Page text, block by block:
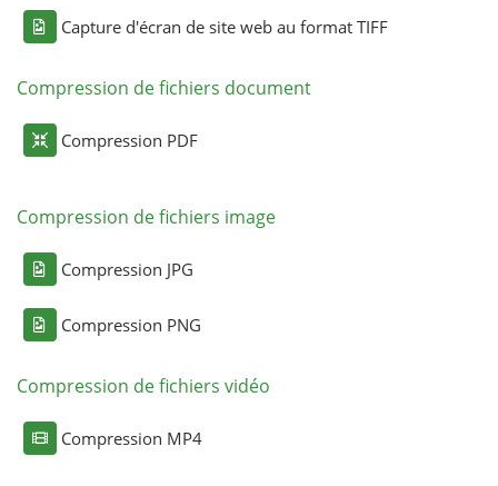
Capture d'écran de site web au format TIFF
Compression de fichiers document
Compression PDF
Compression de fichiers image
Compression JPG
Compression PNG
Compression de fichiers vidéo
Compression MP4